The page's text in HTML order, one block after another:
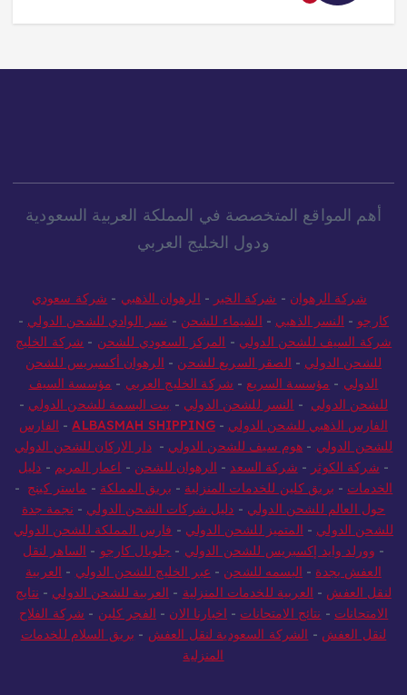
أهم المواقع المتخصصة في المملكة العربية السعودية
ودول الخليج العربي
شركة الرهوان - شركة الخير - الرهوان الذهبي - شركة سعودي
كارجو - النسر الذهبي - الشيماء للشحن - نسر الوادي للشحن الدولي -
شركة السيف للشحن الدولي - المركز السعودي للشحن - شركة الخليج
للشحن الدولي - الصقر السريع للشحن - الرهوان أكسبريس للشحن
الدولي - مؤسسة السريع - شركة الخليج العربي - مؤسسة السيف
للشحن الدولي - النسر للشحن الدولي - بيت البسمة للشحن الدولي -
الفارس الذهبي للشحن الدولي -
ALBASMAH SHIPPING
- الفارس
للشحن الدولي - هوم سيف للشحن الدولي -دار الاركان للشحن الدولي
- شركة الكوثر - شركة السعد - الرهوان للشحن - اعمار المريم - دليل
الخدمات - بريق كلين للخدمات المنزلية - بريق المملكة - ماستر كينج -
حول العالم للشحن الدولي - دليل شركات الشحن الدولي - نجمة جدة
للشحن الدولي - المتميز للشحن الدولي - فارس المملكة للشحن الدولي
- وورلد وايد إكسبريس للشحن الدولي - جلوبال كارجو - الساهر لنقل
العفش بجدة - البسمه للشحن - عبر الخليج للشحن الدولي - العربية
لنقل العفش - العربية للخدمات المنزلية - العربية للشحن الدولي - نتايج
الامتحانات - نتائج الامتحانات - اخبارنا الان - الفجر كلين - شركة الفلاح
لنقل العفش - الشركة السعودية لنقل العفش - بريق السلام للخدمات
المنزلية